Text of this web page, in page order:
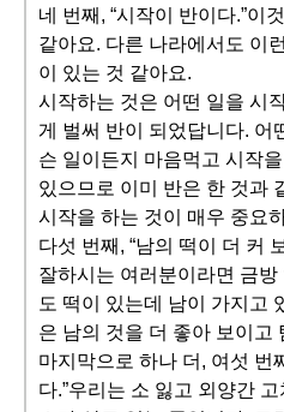
네 번째, “시작이 반이다.”이
같아요. 다른 나라에서도 이
이 있는 것 같아요.
시작하는 것은 어떤 일을 시
게 벌써 반이 되었답니다. 어
슨 일이든지 마음먹고 시작
있으므로 이미 반은 한 것과
시작을 하는 것이 매우 중요
다섯 번째, “남의 떡이 더 커
잘하시는 여러분이라면 금방
도 떡이 있는데 남이 가지고
은 남의 것을 더 좋아 보이고
마지막으로 하나 더, 여섯 번
다.”우리는 소 잃고 외양간